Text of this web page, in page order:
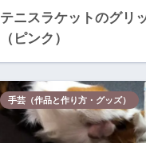
テニスラケットのグリ
（ピンク）
手芸（作品と作り方・グッズ）